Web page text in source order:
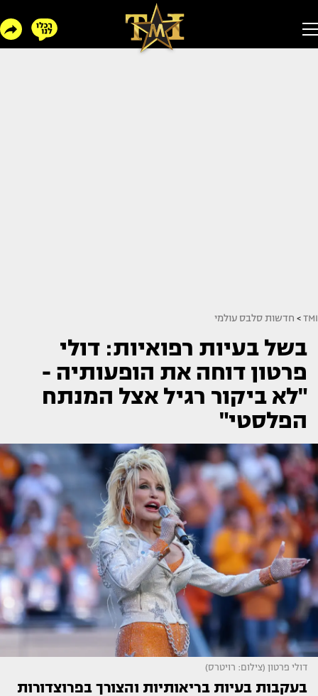
TMI
> חדשות סלבס עולמי
בשל בעיות רפואיות: דולי
פרטון דוחה את הופעותיה -
"לא ביקור רגיל אצל המנתח
הפלסטי"
דולי פרטון (צילום: רויטרס)
בעקבות בעיות בריאותיות והצורך בפרוצדורות